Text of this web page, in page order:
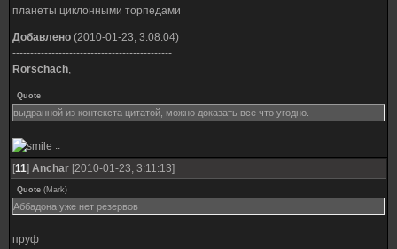
планеты циклонными торпедами
Добавлено (2010-01-23, 3:08:04)
---------------------------------------------
Rorschach,
Quote
выдранной из контекста цитатой, можно доказать все что угодно.
..
[11] Anchar [2010-01-23, 3:11:13]
Quote (Mark)
Аббадона уже нет резервов
пруф